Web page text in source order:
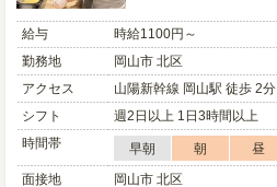
給与
時給1100円～
勤務地
岡山市 北区
アクセス
山陽新幹線 岡山駅 徒歩 2分
シフト
週2日以上 1日3時間以上
時間帯
早朝 朝 昼
面接地
岡山市 北区